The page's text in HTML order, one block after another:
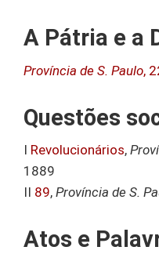
A Pátria e a
Província de S. Paulo,
Questões
I Revolucionários,
1889
II 89, Província de S.
Atos e